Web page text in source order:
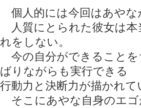
個人的には今回はあやな
人質にとられた彼女は
れをしない。
今の自分ができること
ばりながらも実行できる
行動力と決断力が描かれて
そこにあやな自身のエ